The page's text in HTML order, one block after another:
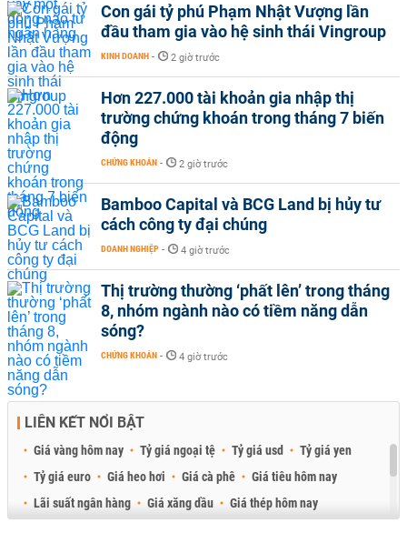
Con gái tỷ phú Phạm Nhật Vượng lần
đầu tham gia vào hệ sinh thái Vingroup
KINH DOANH - 2 giờ trước
Hơn 227.000 tài khoản gia nhập thị
trường chứng khoán trong tháng 7 biến
động
CHỨNG KHOÁN - 2 giờ trước
Bamboo Capital và BCG Land bị hủy tư
cách công ty đại chúng
DOANH NGHIỆP - 4 giờ trước
Thị trường thường ‘phất lên’ trong tháng
8, nhóm ngành nào có tiềm năng dẫn
sóng?
CHỨNG KHOÁN - 4 giờ trước
LIÊN KẾT NỔI BẬT
Giá vàng hôm nay Tỷ giá ngoại tệ Tỷ giá usd
Tỷ giá yen
Tỷ giá euro
Giá heo hơi Giá cà phê
Giá tiêu hôm nay
Lãi suất ngân hàng
Giá xăng dầu
Giá thép hôm nay